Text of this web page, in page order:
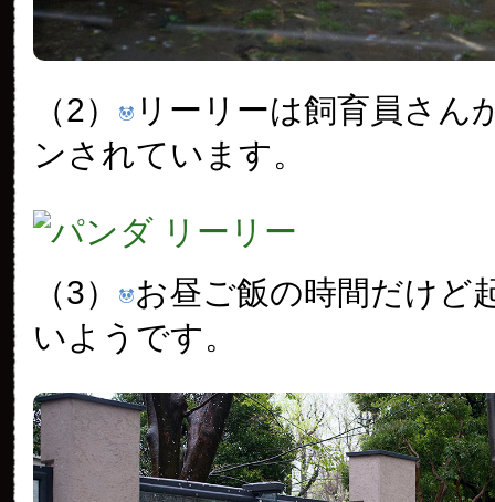
（2）
リーリーは飼育員さん
ンされています。
（3）
お昼ご飯の時間だけど
いようです。